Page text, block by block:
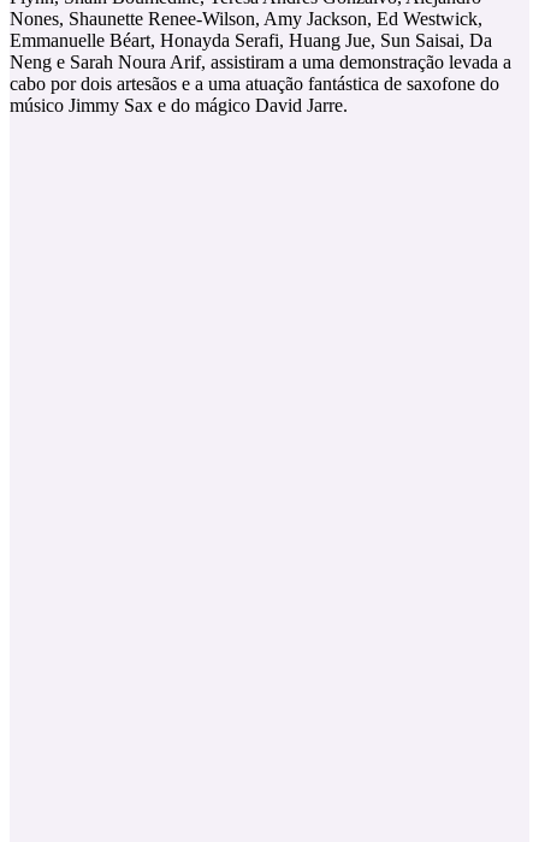
Nones, Shaunette Renee-Wilson, Amy Jackson, Ed Westwick,
Emmanuelle Béart, Honayda Serafi, Huang Jue, Sun Saisai, Da
Neng e Sarah Noura Arif, assistiram a uma demonstração levada a
cabo por dois artesãos e a uma atuação fantástica de saxofone do
músico Jimmy Sax e do mágico David Jarre.